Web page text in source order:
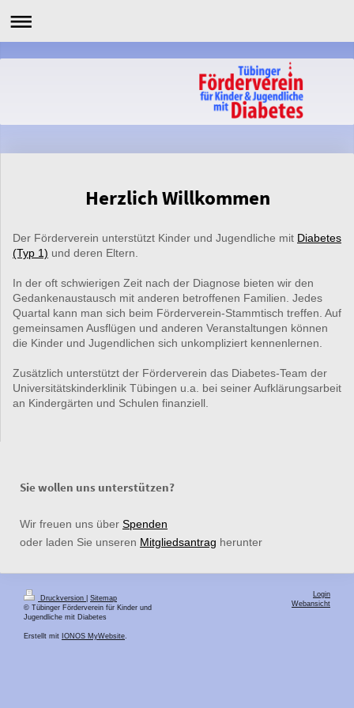
Herzlich Willkommen
Der Förderverein unterstützt Kinder und Jugendliche mit Diabetes
(Typ 1) und deren Eltern.
In der oft schwierigen Zeit nach der Diagnose bieten wir den
Gedankenaustausch mit anderen betroffenen Familien. Jedes
Quartal kann man sich beim Förderverein-Stammtisch treffen. Auf
gemeinsamen Ausflügen und anderen Veranstaltungen können
die Kinder und Jugendlichen sich unkompliziert kennenlernen.
Zusätzlich unterstützt der Förderverein das Diabetes-Team der
Universitätskinderklinik Tübingen u.a. bei seiner Aufklärungsarbeit
an Kindergärten und Schulen finanziell.
Sie wollen uns unterstützen?
Wir freuen uns über Spenden
oder laden Sie unseren Mitgliedsantrag herunter
Druckversion
Sitemap
© Tübinger Förderverein für Kinder und
Jugendliche mit Diabetes
Erstellt mit IONOS MyWebsite
Login
Webansicht